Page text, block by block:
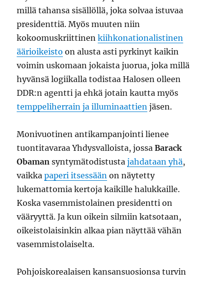
millä tahansa sisällöllä, joka solvaa istuvaa
presidenttiä. Myös muuten niin
kokoomuskriittinenkiihkonationalistinen
äärioikeisto on alusta asti pyrkinyt kaikin
voimin uskomaan jokaista juorua, joka millä
hyvänsä logiikalla todistaa Halosen olleen
DDR:n agentti ja ehkä jotain kautta myös
temppeliherrain ja illuminaattien jäsen.
Monivuotinen antikampanjointi lienee
tuontitavaraa Yhdysvalloista, jossaBarack
Obaman syntymätodistustajahdataan yhä,
vaikkapaperi itsessään on näytetty
lukemattomia kertoja kaikille halukkaille.
Koska vasemmistolainen presidentti on
vääryyttä. Ja kun oikein silmiin katsotaan,
oikeistolaisinkin alkaa pian näyttää vähän
vasemmistolaiselta.
Pohjoiskorealaisen kansansuosionsa turvin